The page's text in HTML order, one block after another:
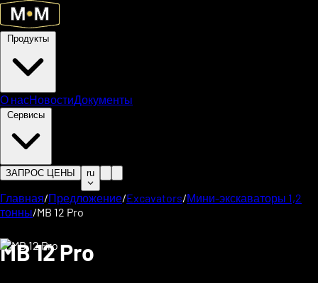
О насНовостиДокументы
ЗАПРОС ЦЕНЫ ru
Главная/Предложение/Excavators/Мини-экскаваторы 1,2
тонны/MB 12 Pro
MB 12 Pro